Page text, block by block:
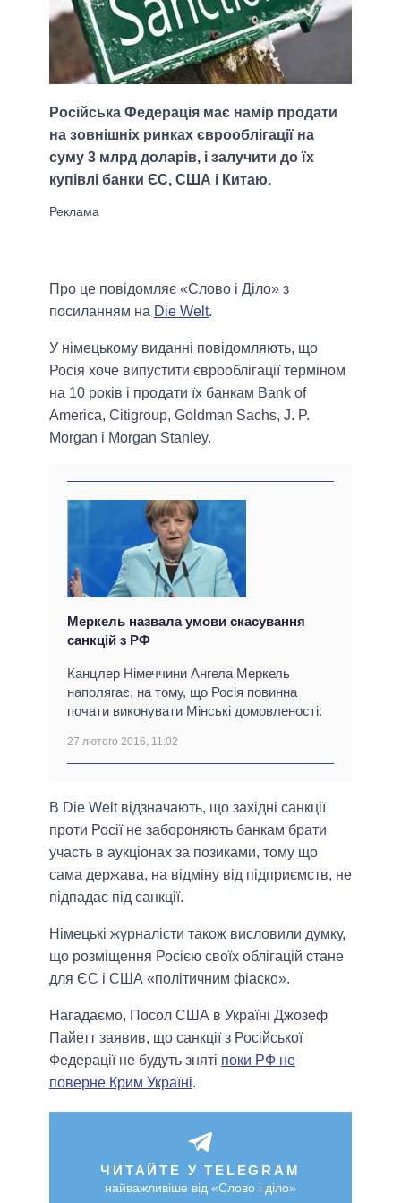
Російська Федерація має намір продати
на зовнішніх ринках єврооблігації на
суму 3 млрд доларів, і залучити до їх
купівлі банки ЄС, США і Китаю.
Про це повідомляє «Слово і Діло» з
посиланням на Die Welt.
У німецькому виданні повідомляють, що
Росія хоче випустити єврооблігації терміном
на 10 років і продати їх банкам Bank of
America, Citigroup, Goldman Sachs, J. P.
Morgan і Morgan Stanley.
Меркель назвала умови скасування
санкцій з РФ
Канцлер Німеччини Ангела Меркель
наполягає, на тому, що Росія повинна
почати виконувати Мінські домовленості.
27 лютого 2016, 11:02
В Die Welt відзначають, що західні санкції
проти Росії не забороняють банкам брати
участь в аукціонах за позиками, тому що
сама держава, на відміну від підприємств, не
підпадає під санкції.
Німецькі журналісти також висловили думку,
що розміщення Росією своїх облігацій стане
для ЄС і США «політичним фіаско».
Нагадаємо, Посол США в Україні Джозеф
Пайетт заявив, що санкції з Російської
Федерації не будуть зняті поки РФ не
поверне Крим Україні.
ЧИТАЙТЕ У TELEGRAM
найважливіше від «Слово і діло»